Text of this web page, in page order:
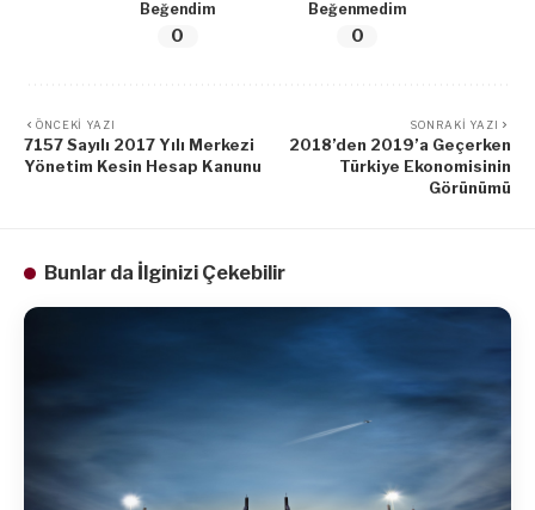
Beğendim
0
Beğenmedim
0
ÖNCEKI YAZI
7157 Sayılı 2017 Yılı Merkezi
Yönetim Kesin Hesap Kanunu
SONRAKI YAZI
2018’den 2019’a Geçerken
Türkiye Ekonomisinin
Görünümü
Bunlar da İlginizi Çekebilir